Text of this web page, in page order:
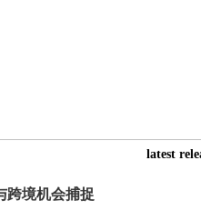
latest
跨境机会捕捉